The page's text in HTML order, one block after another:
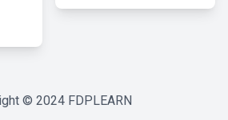
© 2024 FDPLEARN